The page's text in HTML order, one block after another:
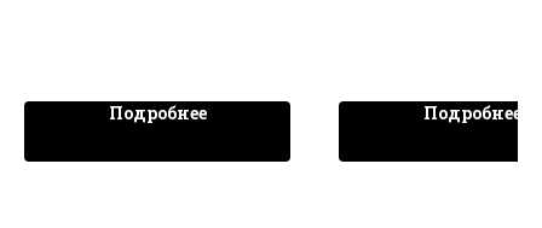
Подробнее Подробнее